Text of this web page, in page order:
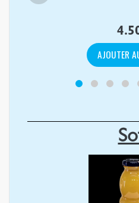
AJOUTER